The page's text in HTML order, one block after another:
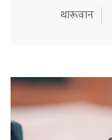
थारूवान